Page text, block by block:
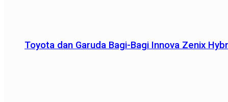
Toyota dan Garuda Bagi-Bagi Innova Zenix